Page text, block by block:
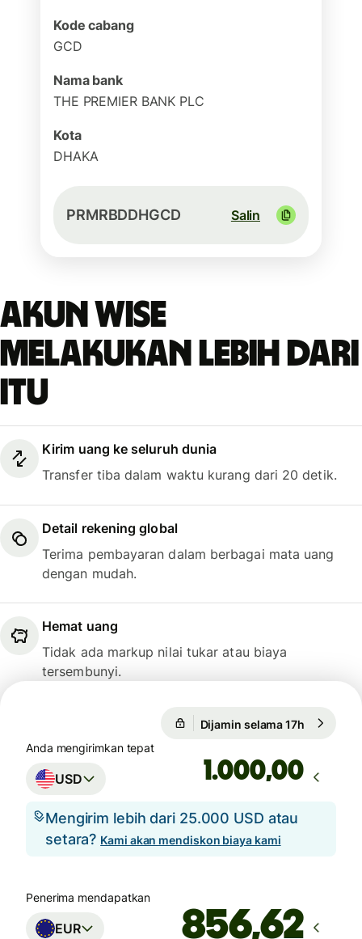
Kode cabang
GCD
Nama bank
THE PREMIER BANK PLC
Kota
DHAKA
PRMRBDDHGCD Salin
Akun Wise
melakukan lebih dari
itu
Kirim uang ke seluruh dunia
Transfer tiba dalam waktu kurang dari 20 detik.
Detail rekening global
Terima pembayaran dalam berbagai mata uang
dengan mudah.
Hemat uang
Tidak ada markup nilai tukar atau biaya
tersembunyi.
Dijamin selama 17h
Anda mengirimkan tepat
USD ,00
Mengirim lebih dari 25.000 USD atau
setara? Kami akan mendiskon biaya kami
Penerima mendapatkan
EUR